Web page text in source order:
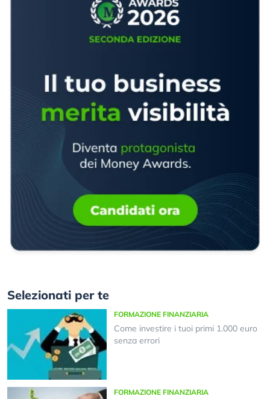
Selezionati per te
FORMAZIONE FINANZIARIA
Come investire i tuoi primi 1.000 euro
senza errori
FORMAZIONE FINANZIARIA